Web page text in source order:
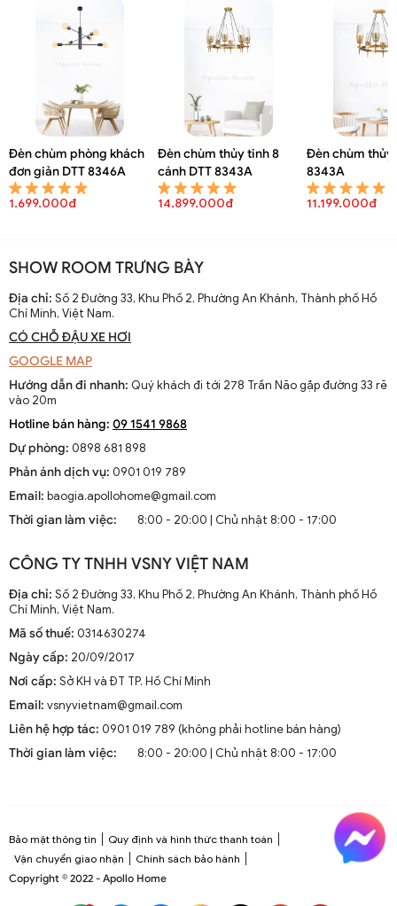
Đèn chùm phòng khách
đơn giản DTT 8346A
1.699.000đ
Đèn chùm thủy tinh 8
cánh DTT 8343A
14.899.000đ
Đèn chùm thủy
8343A
11.199.000đ
SHOW ROOM TRƯNG BÀY
Địa chỉ: Số 2 Đường 33, Khu Phố 2, Phường An Khánh, Thành phố Hồ
Chí Minh, Việt Nam.
CÓ CHỖ ĐẬU XE HƠI
GOOGLE MAP
Hướng dẫn đi nhanh: Quý khách đi tới 278 Trần Não gặp đường 33 rẽ
vào 20m
Hotline bán hàng: 09 1541 9868
Dự phòng: 0898 681 898
Phản ánh dịch vụ: 0901 019 789
Email: baogia.apollohome@gmail.com
Thời gian làm việc:
8:00 - 20:00 | Chủ nhật 8:00 - 17:00
CÔNG TY TNHH VSNY VIỆT NAM
Địa chỉ: Số 2 Đường 33, Khu Phố 2, Phường An Khánh, Thành phố Hồ
Chí Minh, Việt Nam.
Mã số thuế: 0314630274
Ngày cấp: 20/09/2017
Nơi cấp: Sở KH và ĐT TP. Hồ Chí Minh
Email: vsnyvietnam@gmail.com
Liên hệ hợp tác: 0901 019 789 (không phải hotline bán hàng)
Thời gian làm việc:
8:00 - 20:00 | Chủ nhật 8:00 - 17:00
Bảo mật thông tin
Quy định và hình thức thanh toán
Vận chuyển giao nhận
Chính sách bảo hành
Copyright © 2022 - Apollo Home